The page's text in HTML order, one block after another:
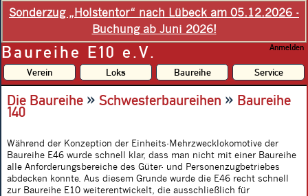
Sonderzug „Holstentor“ nach Lübeck am 05.12.2026 -
Buchung ab Juni 2026!
Baureihe E10 e.V. Anmelden
Verein Loks Baureihe Service
Die Baureihe » Schwesterbaureihen » Baureihe
140
Während der Konzeption der Einheits-Mehrzwecklokomotive der
Baureihe E46 wurde schnell klar, dass man nicht mit einer Baureihe
alle Anforderungsbereiche des Güter- und Personenzugbetriebes
abdecken konnte. Aus diesem Grunde wurde die E46 recht schnell
zur Baureihe E10 weiterentwickelt, die ausschließlich für